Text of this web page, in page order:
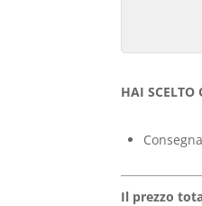
HAI SCELTO
Il prezzo